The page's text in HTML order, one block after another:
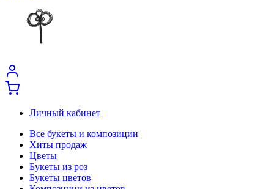
Личный кабинет
Все букеты и композиции
Хиты продаж
Цветы
Букеты из роз
Букеты цветов